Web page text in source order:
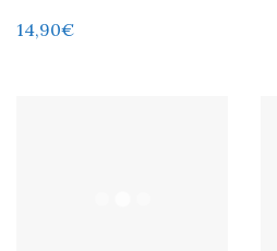
14,90€